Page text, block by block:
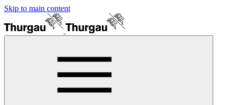
Skip to main content